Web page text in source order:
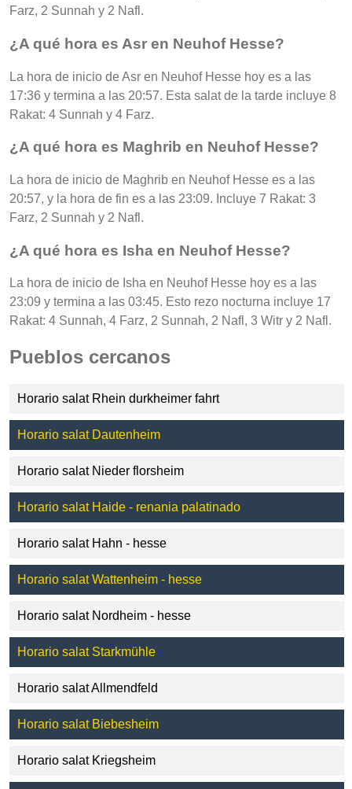
Farz, 2 Sunnah y 2 Nafl.
¿A qué hora es Asr en Neuhof Hesse?
La hora de inicio de Asr en Neuhof Hesse hoy es a las
17:36 y termina a las 20:57. Esta salat de la tarde incluye 8
Rakat: 4 Sunnah y 4 Farz.
¿A qué hora es Maghrib en Neuhof Hesse?
La hora de inicio de Maghrib en Neuhof Hesse es a las
20:57, y la hora de fin es a las 23:09. Incluye 7 Rakat: 3
Farz, 2 Sunnah y 2 Nafl.
¿A qué hora es Isha en Neuhof Hesse?
La hora de inicio de Isha en Neuhof Hesse hoy es a las
23:09 y termina a las 03:45. Esto rezo nocturna incluye 17
Rakat: 4 Sunnah, 4 Farz, 2 Sunnah, 2 Nafl, 3 Witr y 2 Nafl.
Pueblos cercanos
Horario salat Rhein durkheimer fahrt
Horario salat Dautenheim
Horario salat Nieder florsheim
Horario salat Haide - renania palatinado
Horario salat Hahn - hesse
Horario salat Wattenheim - hesse
Horario salat Nordheim - hesse
Horario salat Starkmühle
Horario salat Allmendfeld
Horario salat Biebesheim
Horario salat Kriegsheim